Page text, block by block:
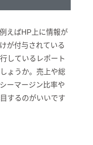
えばHP上に情報が
が付与されている
しているレポート
ょうか。売上や総
ーマージン比率や
するのがいいです